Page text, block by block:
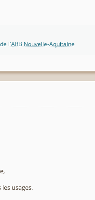
l'ARB Nouvelle-Aquitaine
usages.